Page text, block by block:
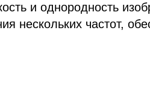
и однородность
нескольких частот,